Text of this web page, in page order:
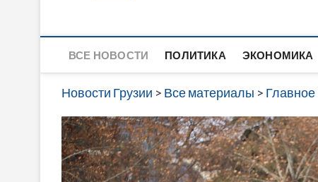
ВСЕ НОВОСТИ ПОЛИТИКА ЭКОНОМИКА
Новости Грузии > Все материалы > Главное